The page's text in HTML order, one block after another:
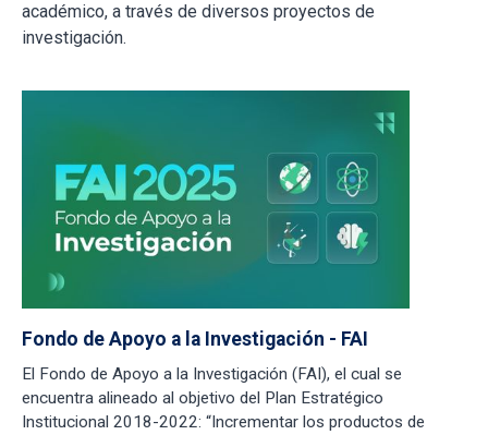
académico, a través de diversos proyectos de
investigación.
Fondo de Apoyo a la Investigación - FAI
El Fondo de Apoyo a la Investigación (FAI), el cual se
encuentra alineado al objetivo del Plan Estratégico
Institucional 2018-2022: “Incrementar los productos de